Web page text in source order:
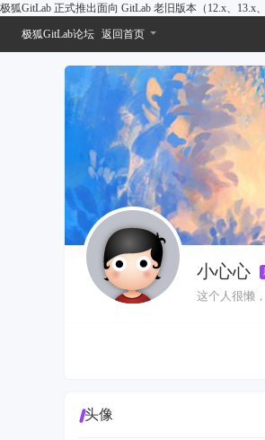
极狐GitLab 正式推出面向 GitLab 老旧版本（12.x、13.x
极狐GitLab论坛 返回首页
小心心
这个人很懒
头像